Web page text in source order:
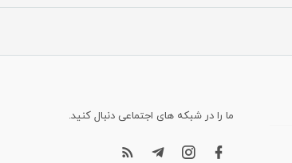
ما را در شبکه های اجتماعی دنبال کنید.